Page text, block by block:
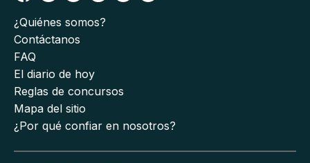
¿Quiénes somos?
Contáctanos
FAQ
El diario de hoy
Reglas de concursos
Mapa del sitio
¿Por qué confiar en nosotros?